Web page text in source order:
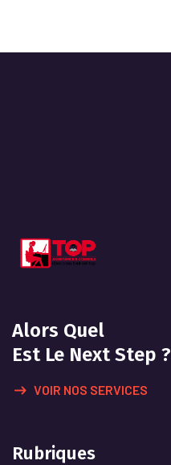
Alors Quel
Est Le Next Step ?
VOIR NOS SERVICES
Rubriques